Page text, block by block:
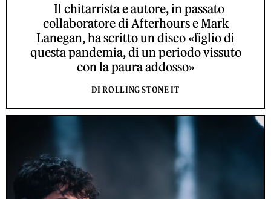
Il chitarrista e autore, in passato
collaboratore di Afterhours e Mark
Lanegan, ha scritto un disco «figlio di
questa pandemia, di un periodo vissuto
con la paura addosso»
DI ROLLING STONE IT